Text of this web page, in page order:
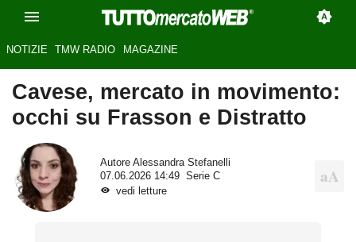
NOTIZIE TMW RADIO MAGAZINE
Cavese, mercato in movimento:
occhi su Frasson e Distratto
Autore Alessandra Stefanelli
07.06.2026 14:49
Serie C
vedi letture